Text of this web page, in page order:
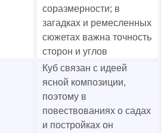
соразмерности; в
загадках и ремесленных
сюжетах важна точность
сторон и углов
Куб связан с идеей
ясной композиции,
поэтому в
повествованиях о садах
и постройках он